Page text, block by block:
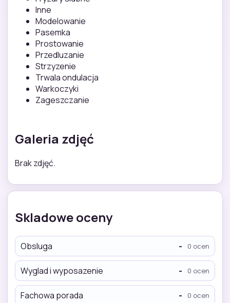
Inne
Modelowanie
Pasemka
Prostowanie
Przedluzanie
Strzyzenie
Trwala ondulacja
Warkoczyki
Zageszczanie
Galeria zdjęć
Brak zdjęć.
Skladowe oceny
Obsluga - 0 ocen
Wyglad i wyposazenie - 0 ocen
Fachowa porada - 0 ocen